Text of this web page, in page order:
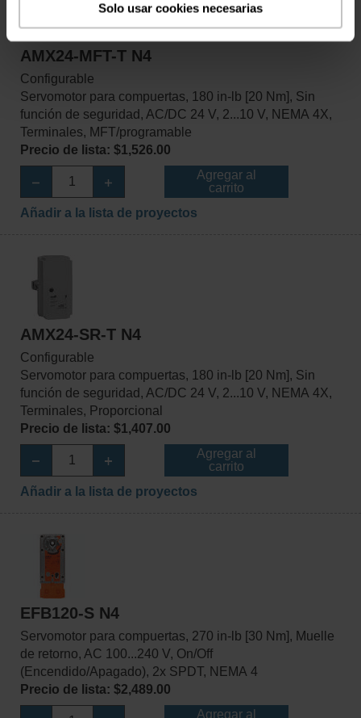
Solo usar cookies necesarias
AMX24-MFT-T N4
Configurable
Servomotor para compuertas, 180 in-lb [20 Nm], Sin
función de seguridad, AC/DC 24 V, 2...10 V, NEMA 4X,
Terminales, MFT/programable
Precio de lista: $1,526.00
Agregar al
carrito
Añadir a la lista de proyectos
AMX24-SR-T N4
Configurable
Servomotor para compuertas, 180 in-lb [20 Nm], Sin
función de seguridad, AC/DC 24 V, 2...10 V, NEMA 4X,
Terminales, Proporcional
Precio de lista: $1,407.00
Agregar al
carrito
Añadir a la lista de proyectos
EFB120-S N4
Servomotor para compuertas, 270 in-lb [30 Nm], Muelle
de retorno, AC 100...240 V, On/Off
(Encendido/Apagado), 2x SPDT, NEMA 4
Precio de lista: $2,489.00
Agregar al